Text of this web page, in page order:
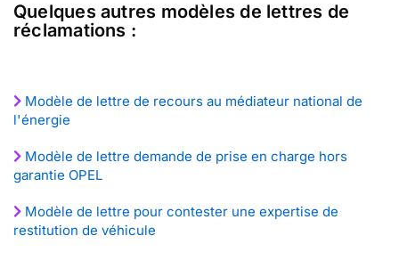
Quelques autres modèles de lettres de
réclamations :
Modèle de lettre de recours au médiateur national de
l'énergie
Modèle de lettre demande de prise en charge hors
garantie OPEL
Modèle de lettre pour contester une expertise de
restitution de véhicule